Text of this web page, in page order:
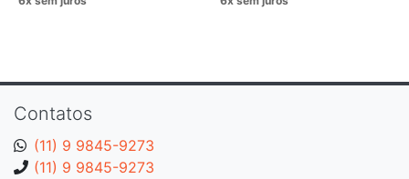
Contatos
(11) 9 9845-9273
(11) 9 9845-9273